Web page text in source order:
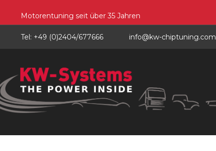
Motorentuning seit über 35 Jahren
Tel: +49 (0)2404/677666 info@kw-chiptuning.com